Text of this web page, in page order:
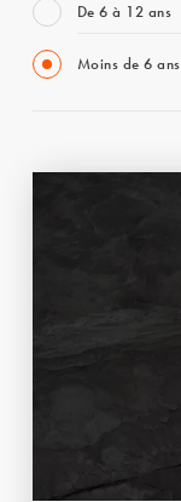
De 6 à 12 ans
Moins de 6 ans